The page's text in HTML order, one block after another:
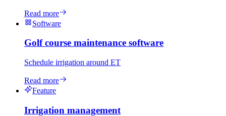
Read more
Software
Golf course maintenance software
Schedule irrigation around ET
Read more
Feature
Irrigation management